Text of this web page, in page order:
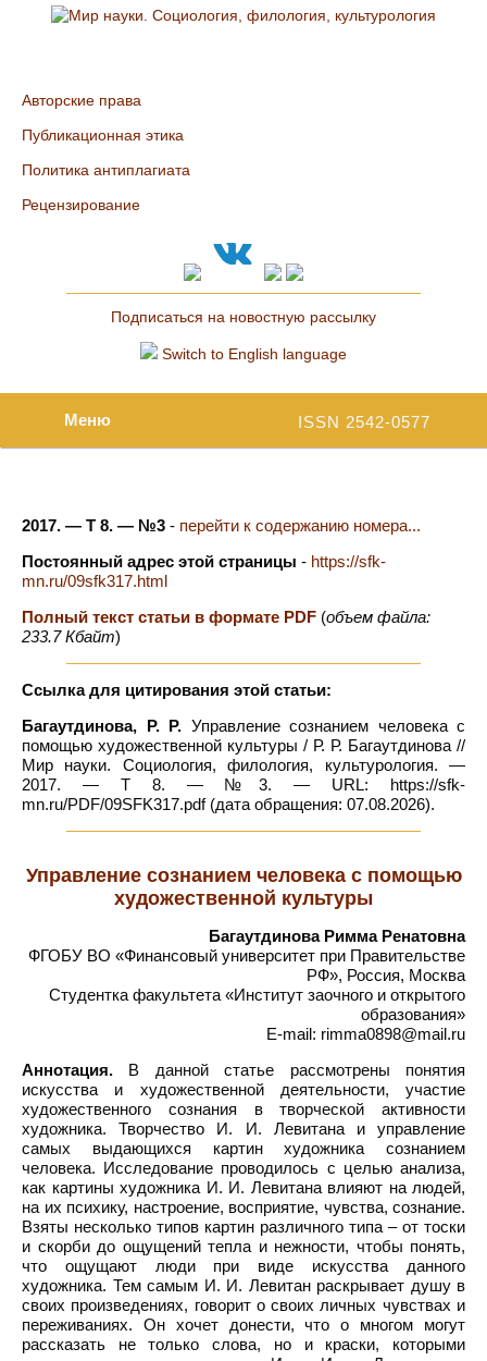
Авторские права
Публикационная этика
Политика антиплагиата
Рецензирование
Подписаться на новостную рассылку
Switch to English language
ISSN 2542-0577
Меню
2017. — Т 8. — №3 - перейти к содержанию номера...
Постоянный адрес этой страницы - https://sfk-
mn.ru/09sfk317.html
Полный текст статьи в формате PDF (объем файла:
233.7 Кбайт)
Ссылка для цитирования этой статьи:
Багаутдинова, Р. Р. Управление сознанием человека с
помощью художественной культуры / Р. Р. Багаутдинова //
Мир науки. Социология, филология, культурология. —
2017. — Т 8. — №3. — URL: https://sfk-
mn.ru/PDF/09SFK317.pdf (дата обращения: 07.08.2026).
Управление сознанием человека с помощью
художественной культуры
Багаутдинова Римма Ренатовна
ФГОБУ ВО «Финансовый университет при Правительстве
РФ», Россия, Москва
Студентка факультета «Институт заочного и открытого
образования»
E-mail: rimma0898@mail.ru
Аннотация. В данной статье рассмотрены понятия
искусства и художественной деятельности, участие
художественного сознания в творческой активности
художника. Творчество И. И. Левитана и управление
самых выдающихся картин художника сознанием
человека. Исследование проводилось с целью анализа,
как картины художника И. И. Левитана влияют на людей,
на их психику, настроение, восприятие, чувства, сознание.
Взяты несколько типов картин различного типа – от тоски
и скорби до ощущений тепла и нежности, чтобы понять,
что ощущают люди при виде искусства данного
художника. Тем самым И. И. Левитан раскрывает душу в
своих произведениях, говорит о своих личных чувствах и
переживаниях. Он хочет донести, что о многом могут
рассказать не только слова, но и краски, которыми